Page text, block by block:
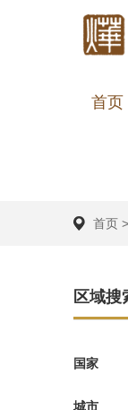
首页
首页 >
区域搜
国家
城市